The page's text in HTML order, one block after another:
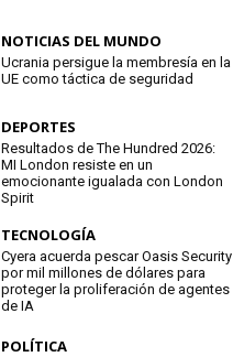
NOTICIAS DEL MUNDO
Ucrania persigue la membresía en la
UE como táctica de seguridad
DEPORTES
Resultados de The Hundred 2026:
MI London resiste en un
emocionante igualada con London
Spirit
TECNOLOGÍA
Cyera acuerda pescar Oasis Security
por mil millones de dólares para
proteger la proliferación de agentes
de IA
POLÍTICA